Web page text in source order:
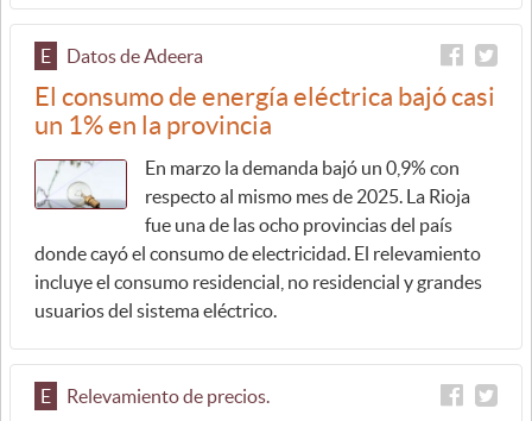
E Datos de Adeera
El consumo de energía eléctrica bajó casi
un 1% en la provincia
En marzo la demanda bajó un 0,9% con
respecto al mismo mes de 2025. La Rioja
fue una de las ocho provincias del país
donde cayó el consumo de electricidad. El relevamiento
incluye el consumo residencial, no residencial y grandes
usuarios del sistema eléctrico.
E Relevamiento de precios.